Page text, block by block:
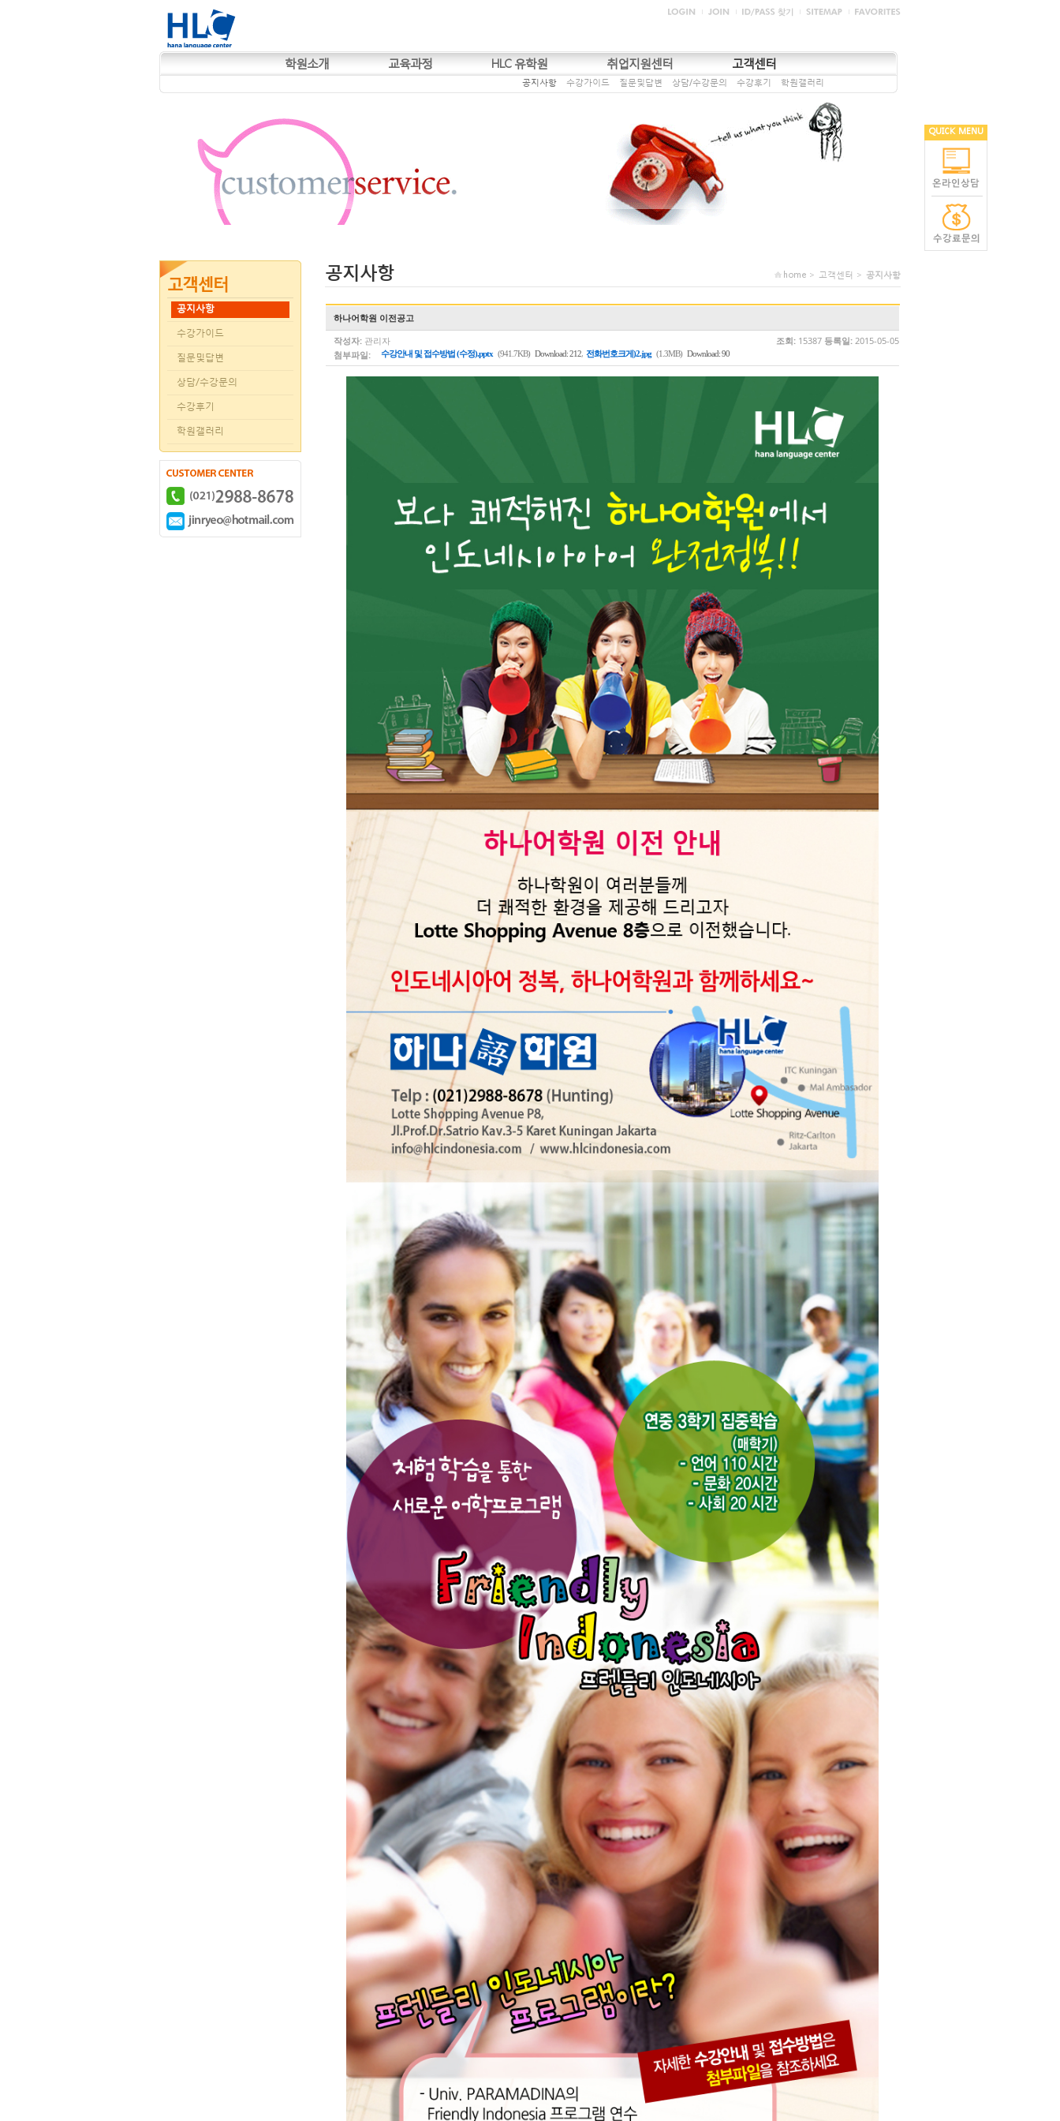
학원소개 교육과정 HLC 유학원 취업지원센터 고객센터
공지사항 수강가이드 질문및답변 상담/수강문의 수강후기 학원갤러리
공지사항
수강가이드
질문및답변
상담/수강문의
수강후기
학원갤러리
공지사항 home > 고객센터 > 공지사항
하나어학원 이전공고
작성자: 관리자 조회: 15387 등록일: 2015-05-05
첨부파일:
수강안내 및 접수방법 (수정).pptx (941.7KB) Download: 212, 전화번호크게)2.jpg (1.3MB) Download: 90
QUICK MENU